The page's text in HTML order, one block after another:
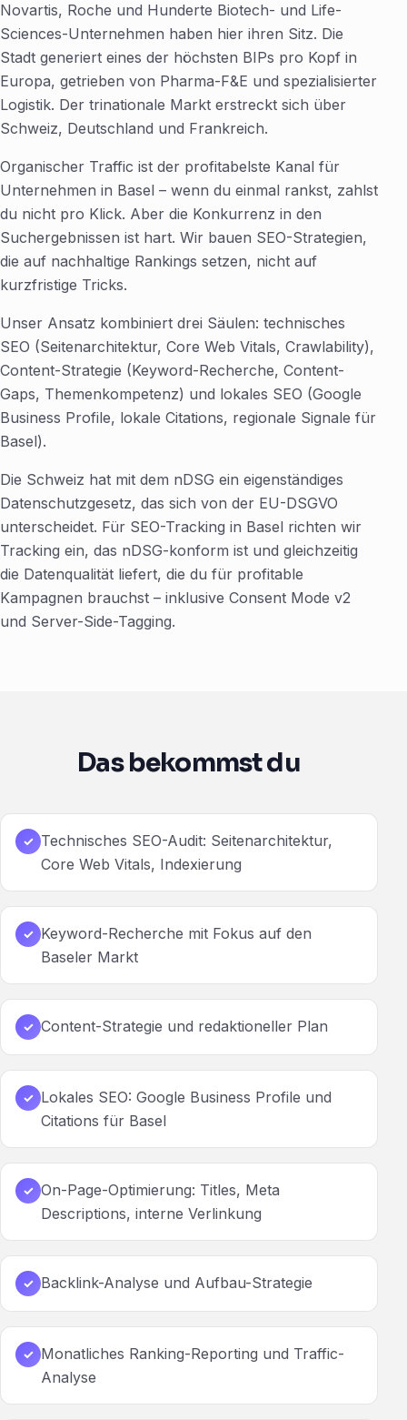
Novartis, Roche und Hunderte Biotech- und Life-
Sciences-Unternehmen haben hier ihren Sitz. Die
Stadt generiert eines der höchsten BIPs pro Kopf in
Europa, getrieben von Pharma-F&E und spezialisierter
Logistik. Der trinationale Markt erstreckt sich über
Schweiz, Deutschland und Frankreich.
Organischer Traffic ist der profitabelste Kanal für
Unternehmen in Basel – wenn du einmal rankst, zahlst
du nicht pro Klick. Aber die Konkurrenz in den
Suchergebnissen ist hart. Wir bauen SEO-Strategien,
die auf nachhaltige Rankings setzen, nicht auf
kurzfristige Tricks.
Unser Ansatz kombiniert drei Säulen: technisches
SEO (Seitenarchitektur, Core Web Vitals, Crawlability),
Content-Strategie (Keyword-Recherche, Content-
Gaps, Themenkompetenz) und lokales SEO (Google
Business Profile, lokale Citations, regionale Signale für
Basel).
Die Schweiz hat mit dem nDSG ein eigenständiges
Datenschutzgesetz, das sich von der EU-DSGVO
unterscheidet. Für SEO-Tracking in Basel richten wir
Tracking ein, das nDSG-konform ist und gleichzeitig
die Datenqualität liefert, die du für profitable
Kampagnen brauchst – inklusive Consent Mode v2
und Server-Side-Tagging.
Das bekommst du
✓ Technisches SEO-Audit: Seitenarchitektur,
Core Web Vitals, Indexierung
✓ Keyword-Recherche mit Fokus auf den
Baseler Markt
✓ Content-Strategie und redaktioneller Plan
✓ Lokales SEO: Google Business Profile und
Citations für Basel
✓ On-Page-Optimierung: Titles, Meta
Descriptions, interne Verlinkung
✓ Backlink-Analyse und Aufbau-Strategie
✓ Monatliches Ranking-Reporting und Traffic-
Analyse